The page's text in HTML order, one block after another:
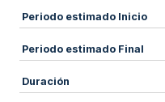
Periodo estimado Inicio
Periodo estimado Final
Duración